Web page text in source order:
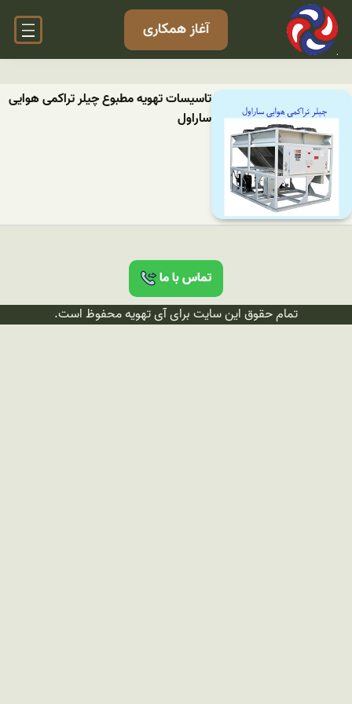
آغاز همکاری
تاسیسات تهویه مطبوع چیلر تراکمی هوایی
ساراول
تماس با ما
تمام حقوق این سایت برای آی تهویه محفوظ است.